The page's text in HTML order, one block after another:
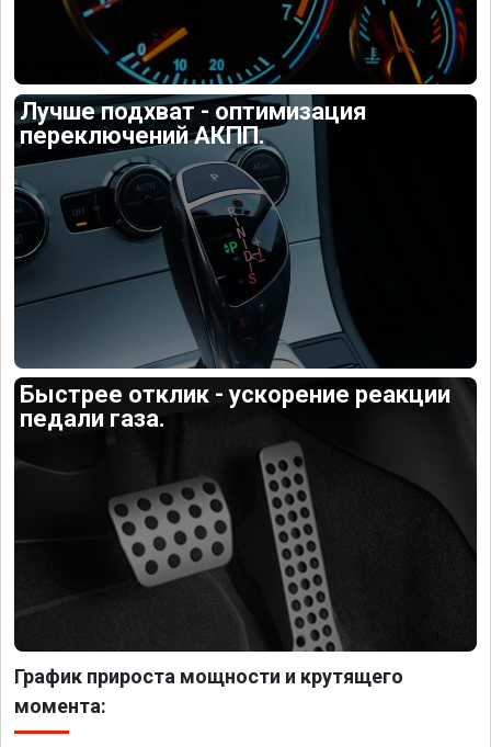
Лучше подхват - оптимизация
переключений АКПП.
Быстрее отклик - ускорение реакции
педали газа.
График прироста мощности и крутящего
момента: